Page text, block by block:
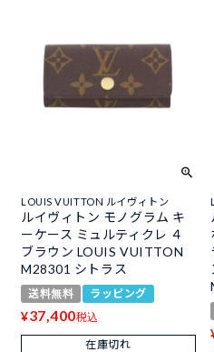
LOUIS VUITTON ルイヴィトン
ルイヴィトン モノグラム キ
ーケース ミュルティクレ ４
ブラウン LOUIS VUITTON
M28301 シトラス
送料無料 ラッピング
¥37,400税込
在庫切れ